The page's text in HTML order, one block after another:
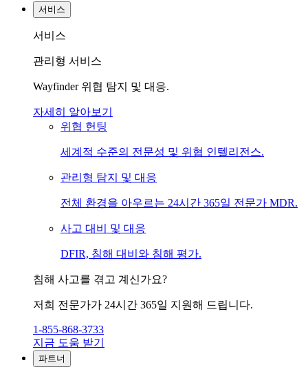
서비스
서비스
관리형 서비스
Wayfinder 위협 탐지 및 대응.
자세히 알아보기
위협 헌팅
세계적 수준의 전문성 및 위협 인텔리전스.
관리형 탐지 및 대응
전체 환경을 아우르는 24시간 365일 전문가 MDR.
사고 대비 및 대응
DFIR, 침해 대비와 침해 평가.
침해 사고를 겪고 계신가요?
저희 전문가가 24시간 365일 지원해 드립니다.
1-855-868-3733
지금 도움 받기
파트너